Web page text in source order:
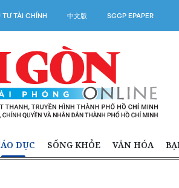
TÀI CHÍNH 中文版 SGGP EPAPER
DỤC SỐNG KHỎE VĂN HÓA